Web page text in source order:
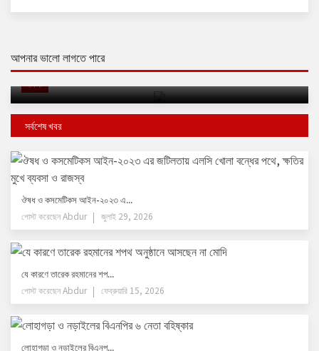
আপনার ভালো লাগতে পারে
খেলা বাংলাদেশে আইপিএলের সব খেলা সম্প্রচার বন্ধ রাখার নির্দেশ
সর্বশেষ খবর
ঔষধ ও কসমেটিকস আইন-২০২৩ এ...
পোস্ট করেছেনAbdur জুলাই 29, 2026
যে কারণে তারেক রহমানের শপ...
পোস্ট করেছেনAbdur ফেব্রুয়ারি 15, 2026
লোহাগড়া ও নড়াইলের বিএনপ...